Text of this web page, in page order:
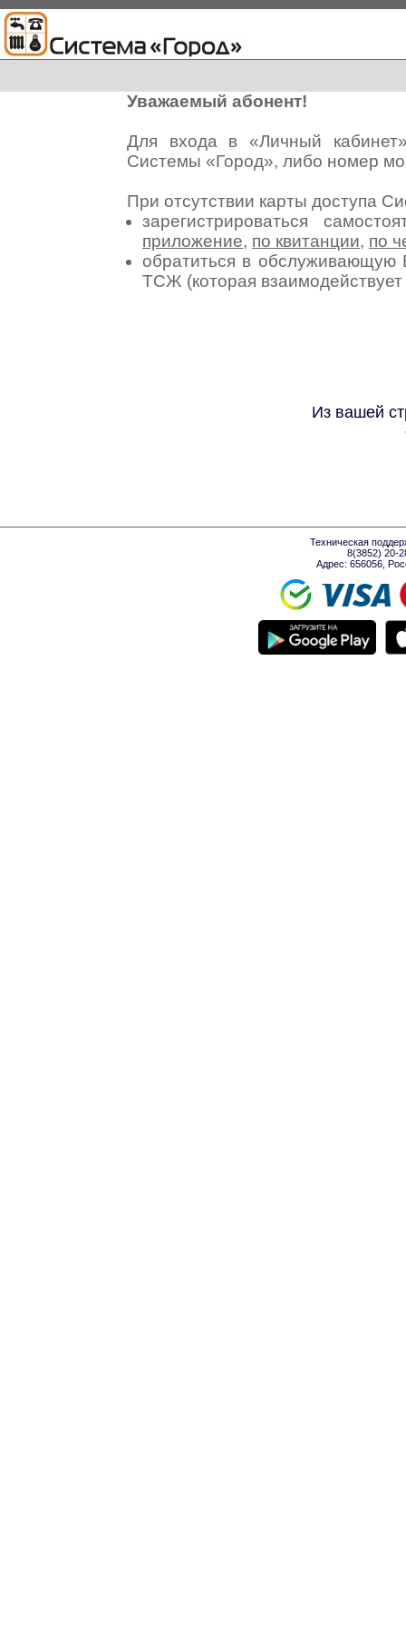
Уважаемый абонент!
Для входа в «Личный
Системы «Город», либо номер
При отсутствии карты доступа
зарегистрироваться
приложение, по квитанции, по
обратиться в
ТСЖ (которая
Из вашей
Техническая
8(3852) 20-
Адрес: 656056,